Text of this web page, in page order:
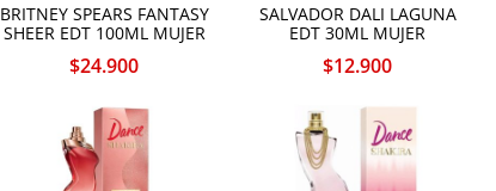
BRITNEY SPEARS FANTASY
SHEER EDT 100ML MUJER
$24.900
SALVADOR DALI LAGUNA
EDT 30ML MUJER
$12.900